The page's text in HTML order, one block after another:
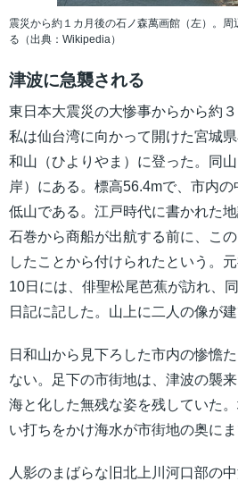
震災から約１カ月後の石ノ森萬画館（左）。周
る（出典：Wikipedia）
津波に急襲される
東日本大震災の大惨事からから約
私は仙台湾に向かって開けた宮城
和山（ひよりやま）に登った。同
岸）にある。標高56.4mで、市内
低山である。江戸時代に書かれた
石巻から商船が出航する前に、こ
したことから付けられたという。
10日には、俳聖松尾芭蕉が訪れ、
日記に記した。山上に二人の像が建
日和山から見下ろした市内の惨憺
ない。足下の市街地は、津波の襲
海と化した無残な姿を残していた
い打ちをかけ海水が市街地の奥に
人影のまばらな旧北上川河口部の